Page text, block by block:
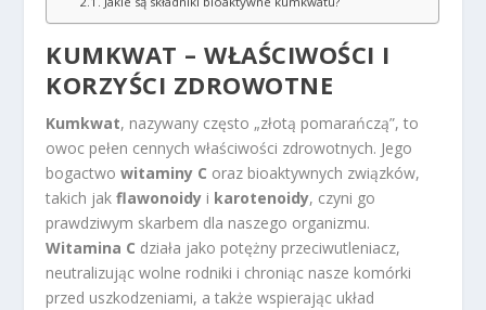
KUMKWAT – WŁAŚCIWOŚCI I
KORZYŚCI ZDROWOTNE
Kumkwat, nazywany często „złotą pomarańczą”, to
owoc pełen cennych właściwości zdrowotnych. Jego
bogactwowitaminy C oraz bioaktywnych związków,
takich jakflawonoidy i karotenoidy, czyni go
prawdziwym skarbem dla naszego organizmu.
Witamina C działa jako potężny przeciwutleniacz,
neutralizując wolne rodniki i chroniąc nasze komórki
przed uszkodzeniami, a także wspierając układ